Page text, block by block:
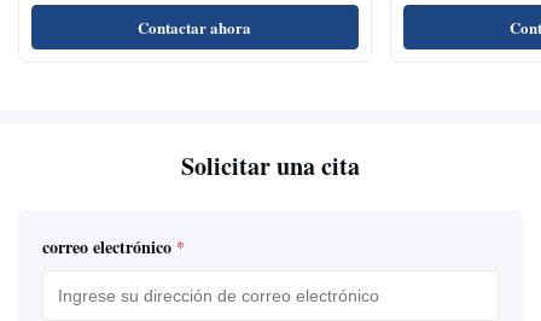
Contactar ahora
Solicitar una cita
correo electrónico *